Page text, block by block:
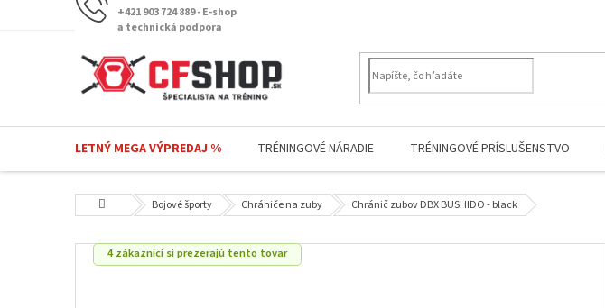
+421 903 724 889 - E-shop
a technická podpora
LETNÝ MEGA VÝPREDAJ % TRÉNINGOVÉ NÁRADIE TRÉNINGOVÉ PRÍSLUŠENSTVO
DomovBojové športy Chrániče na zuby Chránič zubov DBX BUSHIDO - black